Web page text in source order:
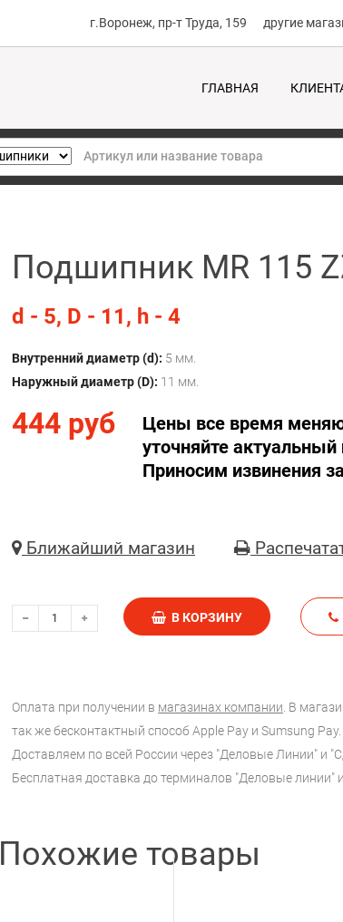
г.Воронеж, пр-т Труда, 159 другие
ГЛАВНАЯ
Подшипник MR 115
d - 5, D - 11, h - 4
Внутренний диаметр (d): 5 мм.
Наружный диаметр (D): 11 мм.
444 руб
Цены все время
уточняйте актуальный
Приносим извинения
Ближайший магазин
В КОРЗИНУ
Оплата при получении в магазинах компании. В
так же бесконтактный способ Apple Pay и Sumsung Pay.
Доставляем по всей России через "Деловые Линии" и
Бесплатная доставка до терминалов "Деловые линии"
Похожие товары